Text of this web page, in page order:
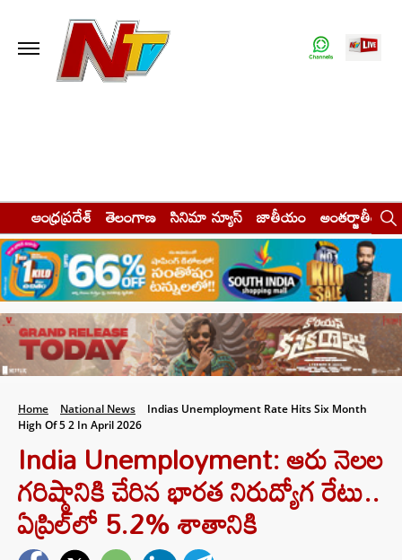
ఆంధ్రప్రదేశ్ తెలంగాణ సినిమా న్యూస్ జాతీయం అంతర్జాతీయం
Home National News
Indias Unemployment Rate Hits Six Month
High Of 5 2 In April 2026
India Unemployment: ఆరు నెలల
గరిష్ఠానికి చేరిన భారత నిరుద్యోగ రేటు..
ఏప్రిల్‌లో 5.2% శాతానికి